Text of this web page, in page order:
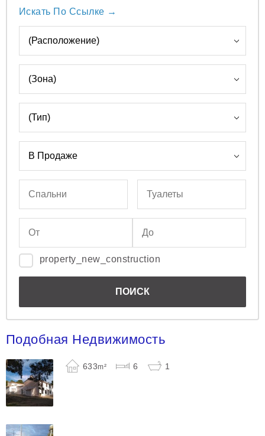
Искать По Ссылке →
property_new_construction
Подобная Недвижимость
633m² 6 1